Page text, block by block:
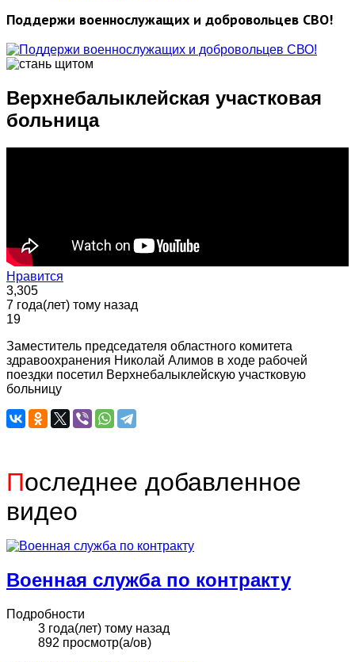
Поддержи военнослужащих и добровольцев СВО!
Верхнебалыклейская участковая
больница
Нравится
3,305
7 года(лет) тому назад
19
Заместитель председателя областного комитета
здравоохранения Николай Алимов в ходе рабочей
поездки посетил Верхнебалыклейскую участковую
больницу
Последнее добавленное
видео
Военная служба по контракту
Подробности
3 года(лет) тому назад
892 просмотр(а/ов)